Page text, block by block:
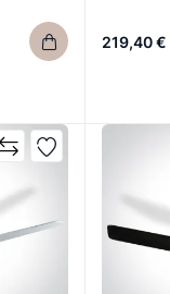
219,40 €